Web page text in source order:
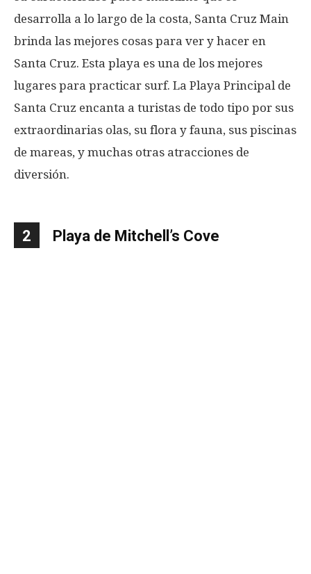
desarrolla a lo largo de la costa, Santa Cruz Main
brinda las mejores cosas para ver y hacer en
Santa Cruz. Esta playa es una de los mejores
lugares para practicar surf. La Playa Principal de
Santa Cruz encanta a turistas de todo tipo por sus
extraordinarias olas, su flora y fauna, sus piscinas
de mareas, y muchas otras atracciones de
diversión.
2 Playa de Mitchell’s Cove